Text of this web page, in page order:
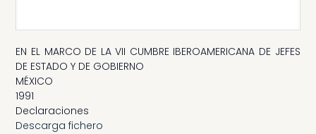
EN EL MARCO DE LA VII CUMBRE IBEROAMERICANA DE JEFES
DE ESTADO Y DE GOBIERNO
MÉXICO
1991
Declaraciones
Descarga fichero